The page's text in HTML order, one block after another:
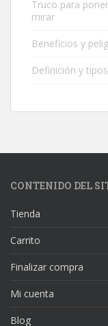
Truco para
mirar
Beneficios y
Definición y
CONTENIDO DEL
Tienda
Carrito
Finalizar compra
Mi cuenta
Blog